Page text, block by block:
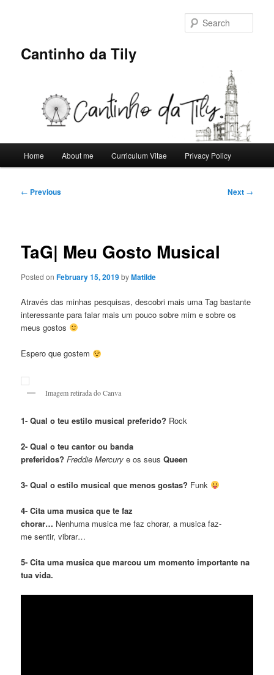
Cantinho da Tily
Home About me Curriculum Vitae Privacy Policy
Post
← Previous Next →
TaG| Meu Gosto Musical
Posted onFebruary 15, 2019byMatilde
Através das minhas pesquisas, descobri mais uma Tag bastante
interessante para falar mais um pouco sobre mim e sobre os
meus gostos
Espero que gostem
Imagem retirada do Canva
1- Qual o teu estilo musical preferido? Rock
2- Qual o teu cantor ou banda
preferidos?Freddie Mercurye os seusQueen
3- Qual o estilo musical que menos gostas? Funk
4- Cita uma musica que te faz
chorar… Nenhuma musica me faz chorar, a musica faz-
me sentir, vibrar…
5- Cita uma musica que marcou um momento importante na
tua vida.